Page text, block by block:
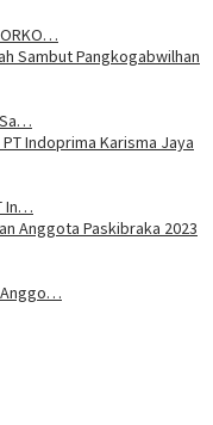
Sa…
In…
Anggo…